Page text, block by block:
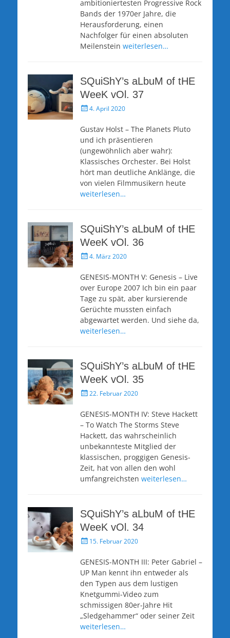
ambitioniertesten Progressive Rock
Bands der 1970er Jahre, die
Herausforderung, einen
Nachfolger für einen absoluten
Meilenstein weiterlesen…
SQuiShY’s aLbuM of tHE
WeeK vOl. 37
Veröffentlicht
4. April 2020
Gustav Holst – The Planets Pluto
und ich präsentieren
(ungewöhnlich aber wahr):
Klassisches Orchester. Bei Holst
hört man deutliche Anklänge, die
von vielen Filmmusikern heute
weiterlesen…
SQuiShY’s aLbuM of tHE
WeeK vOl. 36
Veröffentlicht
4. März 2020
GENESIS-MONTH V: Genesis – Live
over Europe 2007 Ich bin ein paar
Tage zu spät, aber kursierende
Gerüchte mussten einfach
abgewartet werden. Und siehe da,
weiterlesen…
SQuiShY’s aLbuM of tHE
WeeK vOl. 35
Veröffentlicht
22. Februar 2020
GENESIS-MONTH IV: Steve Hackett
– To Watch The Storms Steve
Hackett, das wahrscheinlich
unbekannteste Mitglied der
klassischen, proggigen Genesis-
Zeit, hat von allen den wohl
umfangreichsten weiterlesen…
SQuiShY’s aLbuM of tHE
WeeK vOl. 34
Veröffentlicht
15. Februar 2020
GENESIS-MONTH III: Peter Gabriel –
UP Man kennt ihn entweder als
den Typen aus dem lustigen
Knetgummi-Video zum
schmissigen 80er-Jahre Hit
„Sledgehammer“ oder seiner Zeit
weiterlesen…